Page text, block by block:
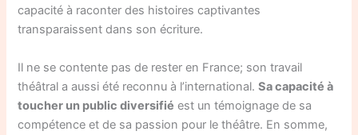
capacité à raconter des histoires captivantes
transparaissent dans son écriture.
Il ne se contente pas de rester en France; son travail
théâtral a aussi été reconnu à l’international.Sa capacité à
toucher un public diversifié est un témoignage de sa
compétence et de sa passion pour le théâtre. En somme,